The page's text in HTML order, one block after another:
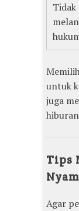
Tidak
untuk
juga
Tips
Agar